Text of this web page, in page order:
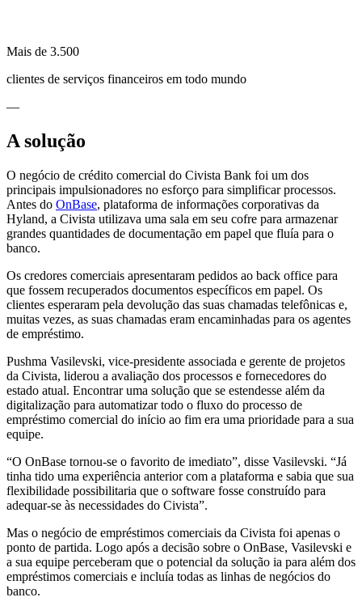
Mais de 3.500
clientes de serviços financeiros em todo mundo
—
A solução
O negócio de crédito comercial do Civista Bank foi um dos
principais impulsionadores no esforço para simplificar processos.
Antes do OnBase, plataforma de informações corporativas da
Hyland, a Civista utilizava uma sala em seu cofre para armazenar
grandes quantidades de documentação em papel que fluía para o
banco.
Os credores comerciais apresentaram pedidos ao back office para
que fossem recuperados documentos específicos em papel. Os
clientes esperaram pela devolução das suas chamadas telefônicas e,
muitas vezes, as suas chamadas eram encaminhadas para os agentes
de empréstimo.
Pushma Vasilevski, vice-presidente associada e gerente de projetos
da Civista, liderou a avaliação dos processos e fornecedores do
estado atual. Encontrar uma solução que se estendesse além da
digitalização para automatizar todo o fluxo do processo de
empréstimo comercial do início ao fim era uma prioridade para a sua
equipe.
“O OnBase tornou-se o favorito de imediato”, disse Vasilevski. “Já
tinha tido uma experiência anterior com a plataforma e sabia que sua
flexibilidade possibilitaria que o software fosse construído para
adequar-se às necessidades do Civista”.
Mas o negócio de empréstimos comerciais da Civista foi apenas o
ponto de partida. Logo após a decisão sobre o OnBase, Vasilevski e
a sua equipe perceberam que o potencial da solução ia para além dos
empréstimos comerciais e incluía todas as linhas de negócios do
banco.